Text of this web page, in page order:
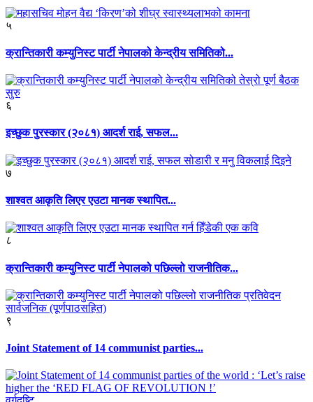
५
क्रान्तिकारी कम्युनिस्ट पार्टी नेपालको केन्द्रीय समितिको...
६
इच्छुक पुरस्कार (२०८१) आदर्श राई, सफल...
७
शाश्वत आकृति लिएर एउटा मानक स्थापित...
८
क्रान्तिकारी कम्युनिस्ट पार्टी नेपालको पछिल्लो राजनीतिक...
९
Joint Statement of 14 communist parties...